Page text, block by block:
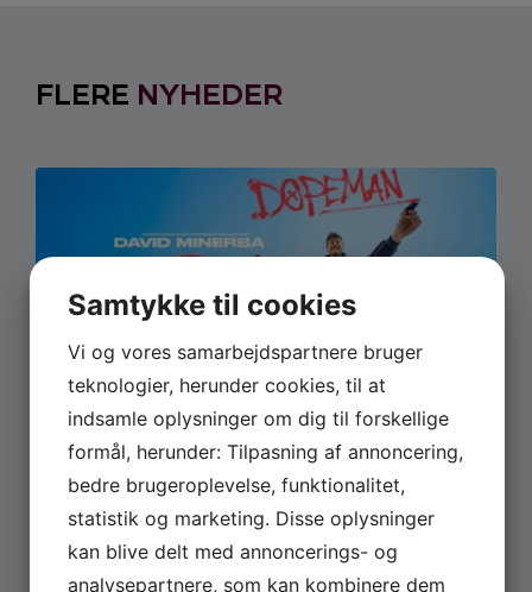
FLERE NYHEDER
David Minerbas show ‘ Dopeman’
er nu på TV 2 Play
David Minerba har i 2026 været rundt med sit stand-
up show ‘Dopeman’ – og nu kan showet altså endelig
ses på TV 2 Play. Du kan streame showet allerede nu
Samtykke til cookies
Vi og vores samarbejdspartnere bruger
teknologier, herunder cookies, til at
indsamle oplysninger om dig til forskellige
formål, herunder: Tilpasning af annoncering,
bedre brugeroplevelse, funktionalitet,
statistik og marketing. Disse oplysninger
kan blive delt med annoncerings- og
analysepartnere, som kan kombinere dem